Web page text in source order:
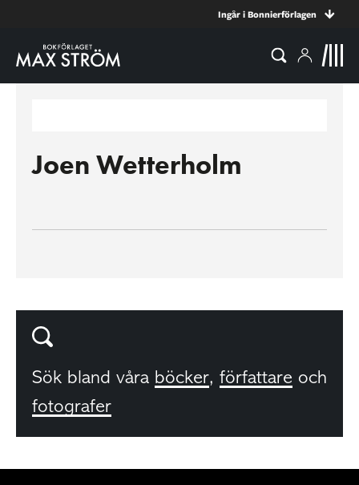
Ingår i Bonnierförlagen
Joen Wetterholm
Sök bland våra böcker, författare och
fotografer